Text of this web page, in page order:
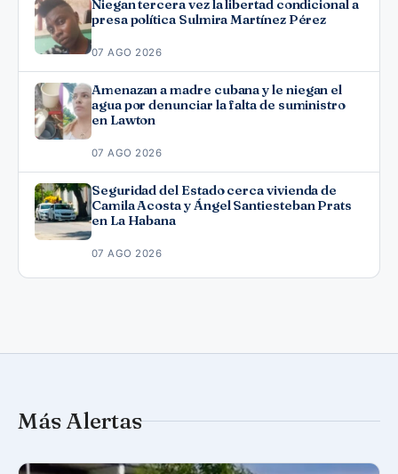
Niegan tercera vez la libertad condicional a
presa política Sulmira Martínez Pérez
07 AGO 2026
Amenazan a madre cubana y le niegan el
agua por denunciar la falta de suministro
en Lawton
07 AGO 2026
Seguridad del Estado cerca vivienda de
Camila Acosta y Ángel Santiesteban Prats
en La Habana
07 AGO 2026
Más Alertas